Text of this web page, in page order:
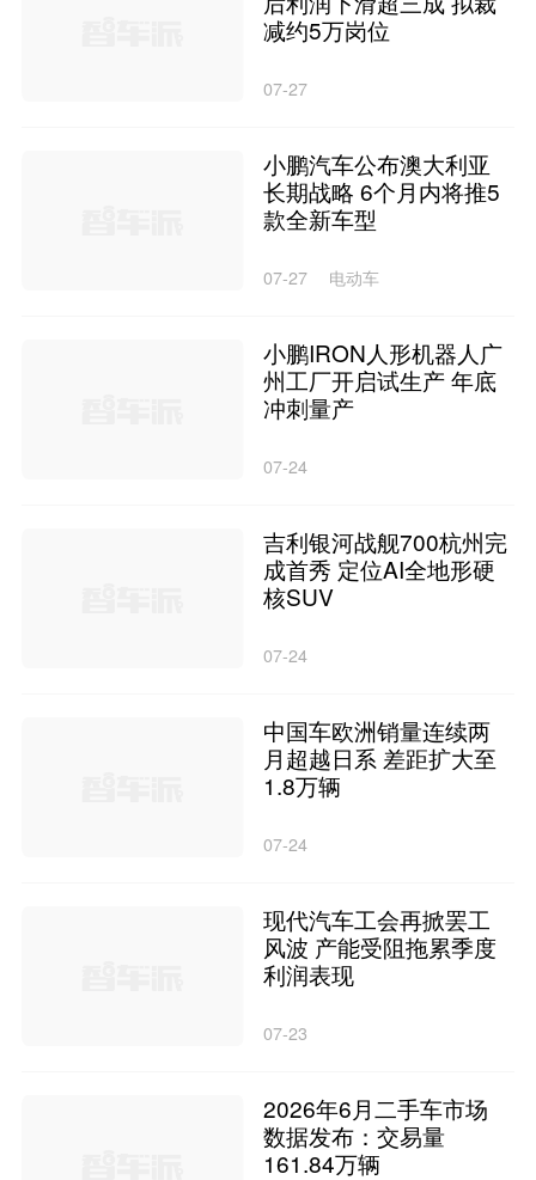
减约5万岗位
07-27
小鹏汽车公布澳大利亚
长期战略 6个月内将推5
款全新车型
07-27 电动车
小鹏IRON人形机器人广
州工厂开启试生产 年底
冲刺量产
07-24
吉利银河战舰700杭州完
成首秀 定位AI全地形硬
核SUV
07-24
中国车欧洲销量连续两
月超越日系 差距扩大至
1.8万辆
07-24
现代汽车工会再掀罢工
风波 产能受阻拖累季度
利润表现
07-23
2026年6月二手车市场
数据发布：交易量
161.84万辆